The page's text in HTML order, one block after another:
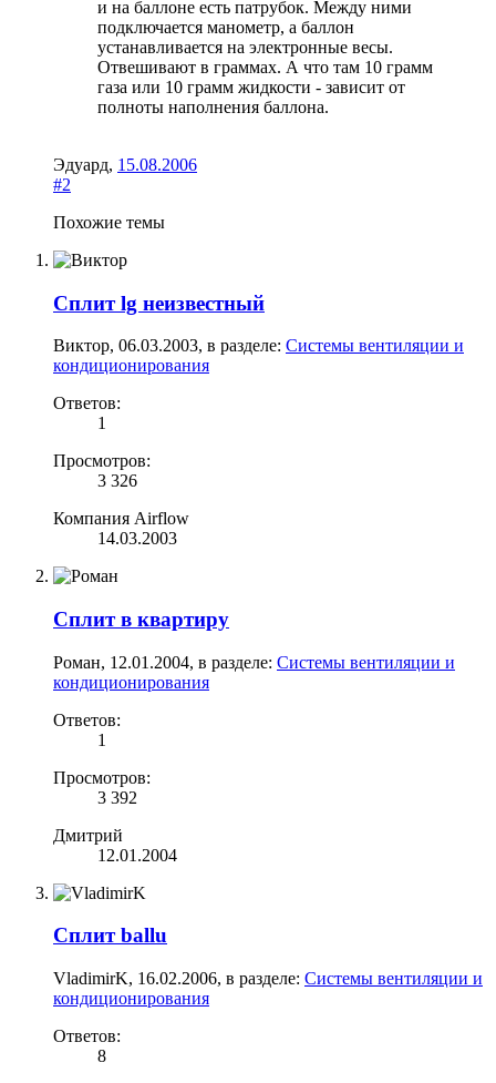
и на баллоне есть патрубок. Между ними
подключается манометр, а баллон
устанавливается на электронные весы.
Отвешивают в граммах. А что там 10 грамм
газа или 10 грамм жидкости - зависит от
полноты наполнения баллона.
Эдуард, 15.08.2006
#2
Похожие темы
Сплит lg неизвестный
Виктор, 06.03.2003, в разделе: Системы вентиляции и
кондиционирования
Ответов:
1
Просмотров:
3 326
Компания Airflow
14.03.2003
Сплит в квартиру
Роман, 12.01.2004, в разделе: Системы вентиляции и
кондиционирования
Ответов:
1
Просмотров:
3 392
Дмитрий
12.01.2004
Сплит ballu
VladimirK, 16.02.2006, в разделе: Системы вентиляции и
кондиционирования
Ответов:
8